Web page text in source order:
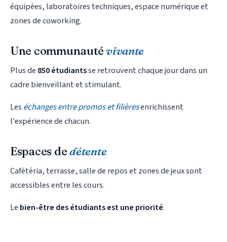
équipées, laboratoires techniques, espace numérique et
zones de coworking.
Une communautévivante
Plus de 850 étudiantsse retrouvent chaque jour dans un
cadre bienveillant et stimulant.
Les échanges entre promos et filièresenrichissent
l'expérience de chacun.
Espaces dedétente
Cafétéria, terrasse, salle de repos et zones de jeux sont
accessibles entre les cours.
Le bien-être des étudiants est une priorité.